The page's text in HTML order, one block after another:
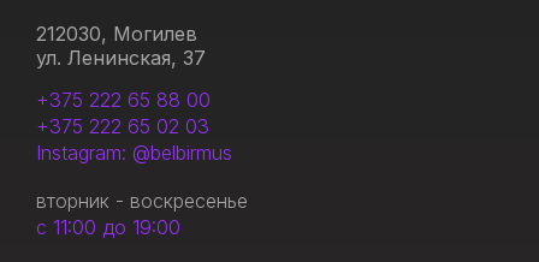
212030, Могилев
ул. Ленинская, 37
+375 222 65 88 00
+375 222 65 02 03
Instagram: @belbirmus
вторник - воскресенье
с 11:00 до 19:00